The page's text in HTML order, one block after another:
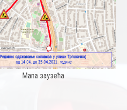
Мапа заузећа